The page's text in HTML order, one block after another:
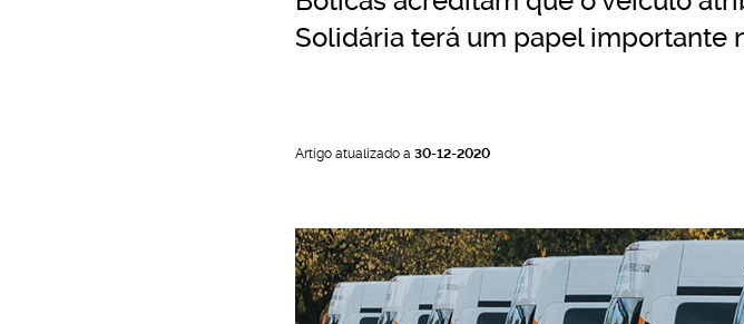
Solidária terá um papel importante
Artigo atualizado a 30-12-2020